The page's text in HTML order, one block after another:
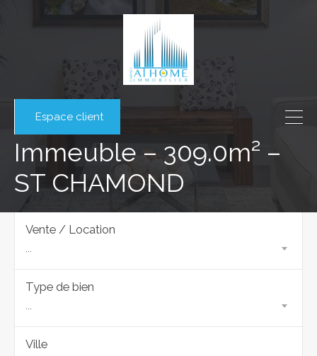
Espace client
Immeuble – 309.0m² –
ST CHAMOND
Vente / Location
...
Type de bien
...
Ville